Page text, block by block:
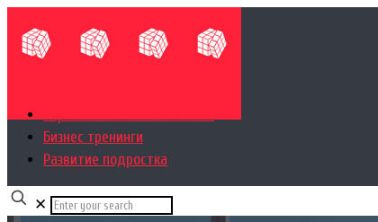
Бизнес тренинги
Развитие подростка
✕